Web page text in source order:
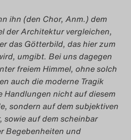
Blog
Blog
Blog
ihn (den Chor, Anm.) dem
der Architektur vergleichen,
das Götterbild, das hier zum
umgibt. Bei uns dagegen
freiem Himmel, ohne solch
auch die moderne Tragik
nicht auf diesem
sondern auf dem subjektiven
sowie auf dem scheinbar
Begebenheiten und